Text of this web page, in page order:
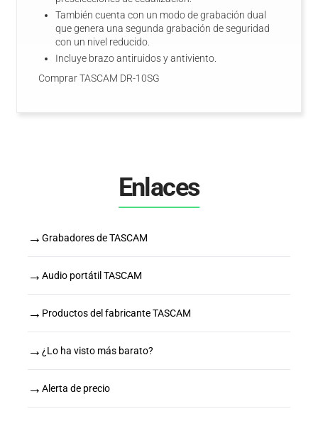
También cuenta con un modo de grabación dual
que genera una segunda grabación de seguridad
con un nivel reducido.
Incluye brazo antiruidos y antiviento.
Comprar TASCAM DR-10SG
Enlaces
→ Grabadores de TASCAM
→ Audio portátil TASCAM
→ Productos del fabricante TASCAM
→ ¿Lo ha visto más barato?
→ Alerta de precio